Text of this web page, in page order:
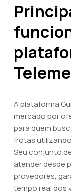
A plataforma
mercado por
para quem
frotas
Seu conjunto
atender desde
provedores,
tempo real dos